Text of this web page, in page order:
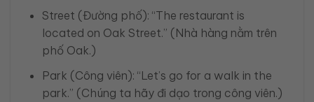
Street (Đường phố): “The restaurant is
located on Oak Street.” (Nhà hàng nằm trên
phố Oak.)
Park (Công viên): “Let’s go for a walk in the
park.” (Chúng ta hãy đi dạo trong công viên.)